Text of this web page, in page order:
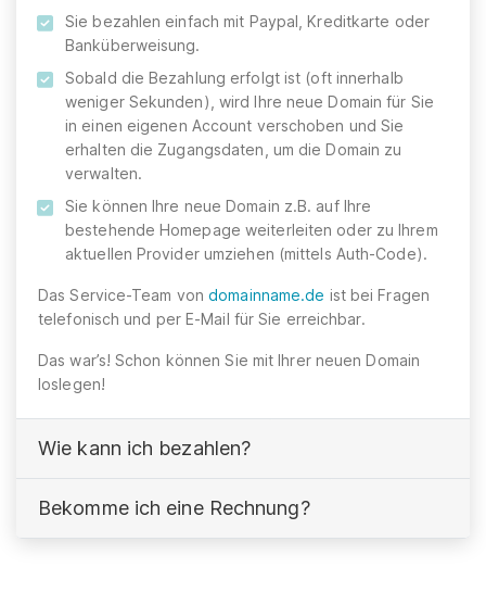
Sie bezahlen einfach mit Paypal, Kreditkarte oder
Banküberweisung.
Sobald die Bezahlung erfolgt ist (oft innerhalb
weniger Sekunden), wird Ihre neue Domain für Sie
in einen eigenen Account verschoben und Sie
erhalten die Zugangsdaten, um die Domain zu
verwalten.
Sie können Ihre neue Domain z.B. auf Ihre
bestehende Homepage weiterleiten oder zu Ihrem
aktuellen Provider umziehen (mittels Auth-Code).
Das Service-Team vondomainname.de ist bei Fragen
telefonisch und per E-Mail für Sie erreichbar.
Das war’s! Schon können Sie mit Ihrer neuen Domain
loslegen!
Wie kann ich bezahlen?
Bekomme ich eine Rechnung?